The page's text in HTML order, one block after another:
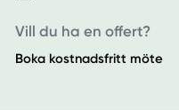
Vill du ha en offert?
Boka kostnadsfritt möte